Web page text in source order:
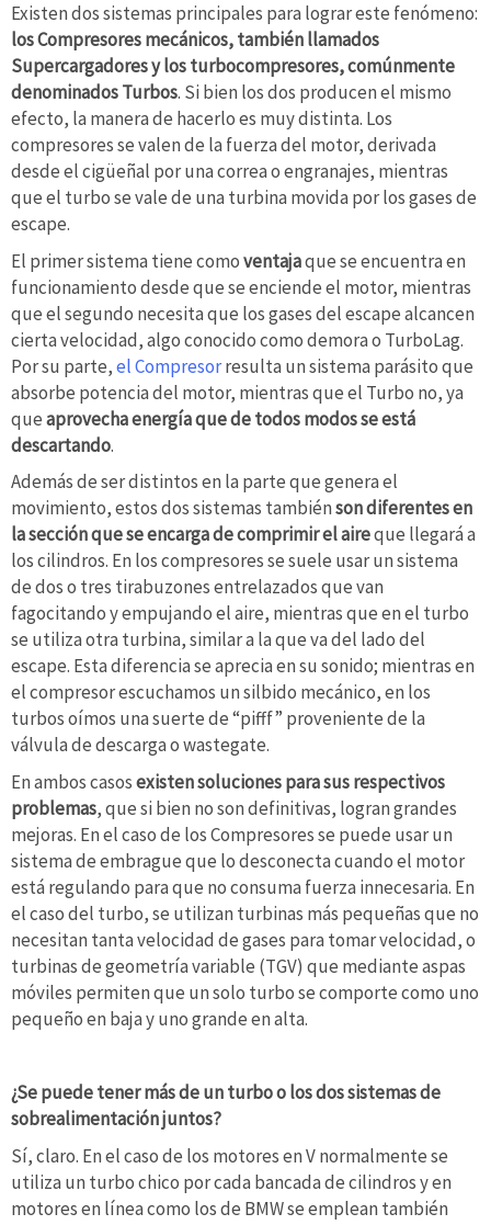
Existen dos sistemas principales para lograr este fenómeno:
los Compresores mecánicos, también llamados
Supercargadores y los turbocompresores, comúnmente
denominados Turbos. Si bien los dos producen el mismo
efecto, la manera de hacerlo es muy distinta. Los
compresores se valen de la fuerza del motor, derivada
desde el cigüeñal por una correa o engranajes, mientras
que el turbo se vale de una turbina movida por los gases de
escape.
El primer sistema tiene comoventajaque se encuentra en
funcionamiento desde que se enciende el motor, mientras
que el segundo necesita que los gases del escape alcancen
cierta velocidad, algo conocido como demora o TurboLag.
Por su parte,el Compresorresulta un sistema parásito que
absorbe potencia del motor, mientras que el Turbo no, ya
queaprovecha energía que de todos modos se está
descartando.
Además de ser distintos en la parte que genera el
movimiento, estos dos sistemas tambiénson diferentes en
la sección que se encarga de comprimir el aireque llegará a
los cilindros. En los compresores se suele usar un sistema
de dos o tres tirabuzones entrelazados que van
fagocitando y empujando el aire, mientras que en el turbo
se utiliza otra turbina, similar a la que va del lado del
escape. Esta diferencia se aprecia en su sonido; mientras en
el compresor escuchamos un silbido mecánico, en los
turbos oímos una suerte de “pifff” proveniente de la
válvula de descarga o wastegate.
En ambos casosexisten soluciones para sus respectivos
problemas, que si bien no son definitivas, logran grandes
mejoras. En el caso de los Compresores se puede usar un
sistema de embrague que lo desconecta cuando el motor
está regulando para que no consuma fuerza innecesaria. En
el caso del turbo, se utilizan turbinas más pequeñas que no
necesitan tanta velocidad de gases para tomar velocidad, o
turbinas de geometría variable (TGV) que mediante aspas
móviles permiten que un solo turbo se comporte como uno
pequeño en baja y uno grande en alta.
¿Se puede tener más de un turbo o los dos sistemas de
sobrealimentación juntos?
Sí, claro. En el caso de los motores en V normalmente se
utiliza un turbo chico por cada bancada de cilindros y en
motores en línea como los de BMW se emplean también